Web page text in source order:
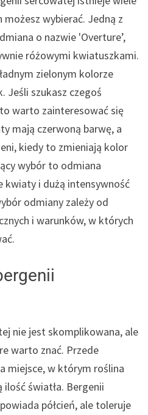
wybierać. Jedną z
o nazwie 'Overture’,
różowymi kwiatuszkami.
zielonym kolorze
Jeśli szukasz czegoś
warto zainteresować się
mają czerwoną barwę, a
kiedy to zmieniają kolor
wybór to odmiana
kwiaty i dużą intensywność
odmiany zależy od
i warunków, w których
nie jest skomplikowana, ale
warto znać. Przede
miejsce, w którym roślina
ilość światła. Bergenii
półcień, ale toleruje